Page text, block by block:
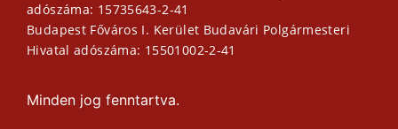
adószáma: 15735643-2-41
Budapest Főváros I. Kerület Budavári Polgármesteri
Hivatal adószáma: 15501002-2-41
Minden jog fenntartva.